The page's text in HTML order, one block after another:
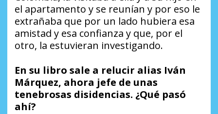
el apartamento y se reunían y por eso le
extrañaba que por un lado hubiera esa
amistad y esa confianza y que, por el
otro, la estuvieran investigando.
En su libro sale a relucir alias Iván
Márquez, ahora jefe de unas
tenebrosas disidencias. ¿Qué pasó
ahí?